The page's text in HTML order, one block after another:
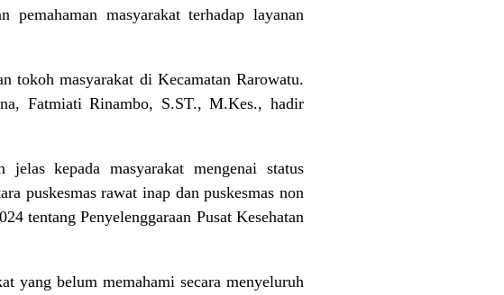
masyarakat terhadap layanan
tokoh masyarakat di Kecamatan Rarowatu.
Fatmiati Rinambo, S.ST., M.Kes., hadir
kepada masyarakat mengenai status
puskesmas rawat inap dan puskesmas non
tentang Penyelenggaraan Pusat Kesehatan
yang belum memahami secara menyeluruh